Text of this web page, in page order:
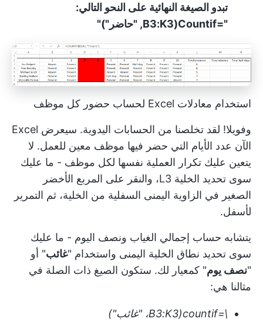
تبدو الصيغة النهائية على النحو التالي:
"=Countif(B3:K3, "حاضر")"
استخدام معادلات Excel لحساب حضور كل موظف
وفويلا! لقد تخلصنا من الحسابات اليدوية. سيعرض Excel
الآن عدد الأيام التي حضر فيها موظف معين للعمل. لا
يتعين عليك تكرار العملية نفسها لكل موظف - ما عليك
سوى تحديد الخلية L3، والنقر على المربع الأخضر
الصغير في الزاوية اليمنى السفلية من الخلية، ثم التمرير
لأسفل.
يتشابه حساب إجمالي الغياب ونصف اليوم - ما عليك
سوى تحديد نطاق الخلية اليمنى واستخدام "غائب" أو
"نصف يوم" كمعيار لك. ستكون الصيغ ذات الصلة في
مثالنا هي:
\=countif(B3:K3، "غائب")